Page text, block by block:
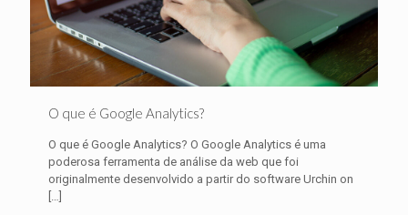
O que é Google Analytics?
O que é Google Analytics? O Google Analytics é uma
poderosa ferramenta de análise da web que foi
originalmente desenvolvido a partir do software Urchin on
[…]